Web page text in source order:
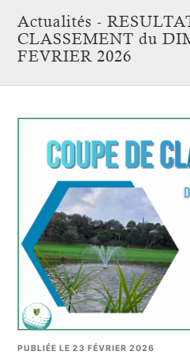
Actualités -
CLASSEMENT du
FEVRIER 2026
PUBLIÉE LE 23 FÉVRIER 2026